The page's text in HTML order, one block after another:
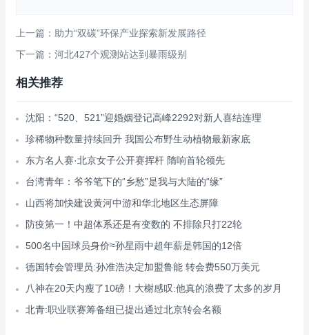
上一篇：助力“双碳”环保产业探索新发展路径
下一篇：河北427个观测站达到暴雨级别
相关推荐
沈阳：“520、521”迎婚姻登记高峰2292对新人喜结连理
珍稀物种数量持续回升 我国公布野生动植物最新家底
东方名人赛·北京女子公开赛挥杆 隋响首轮领先
台湾青年：爷爷笔下的“乡愁”是我与大陆的“缘”
山西将加快建设黄河中游和华北地区生态屏障
防疫第一！中超体系还是有变数的 不排除只打22轮
500名中国球员身价≈孙星雨中超年薪是韩国的12倍
德国转会管理员:孙准浩决定加盟鲁能 转会费550万美元
八神在20天内瘦了10磅！大榭感叹:他真的浪费了太多的岁月
北青:职业联赛筹备组已提出通过北京转会名额